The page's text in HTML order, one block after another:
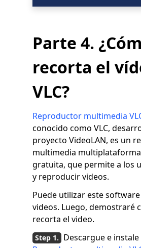
Parte 4.
recorta el
VLC?
Reproductor multimedia
conocido como VLC,
proyecto VideoLAN, es un
multimedia
gratuita, que permite a los
y reproducir videos.
Puede utilizar este
videos. Luego, demostraré
recorta el video.
Descargue e instale